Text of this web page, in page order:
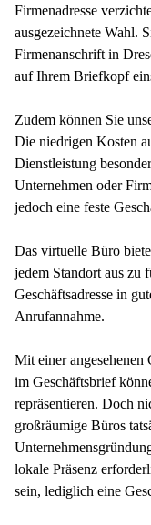
Firmenadresse
ausgezeichnete Wahl.
Firmenanschrift in
auf Ihrem Briefkopf
Zudem können Sie
Die niedrigen Kosten
Dienstleistung
Unternehmen oder
jedoch eine feste
Das virtuelle Büro
jedem Standort aus zu
Geschäftsadresse in
Anrufannahme.
Mit einer angesehenen
im Geschäftsbrief
repräsentieren. Doch
großräumige Büros
lokale Präsenz
sein, lediglich eine